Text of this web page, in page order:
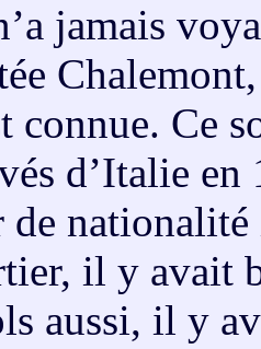
jamais
connue. Ce
d’Italie
de
il y avait
aussi, il y